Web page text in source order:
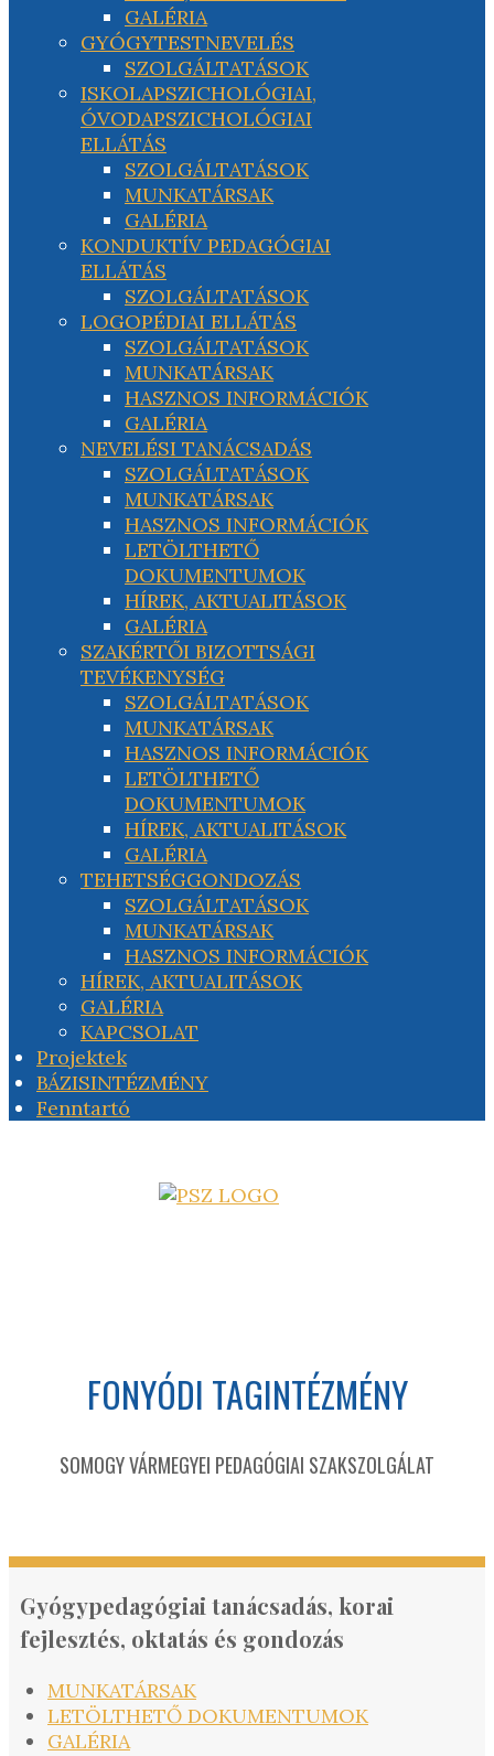
GALÉRIA
GYÓGYTESTNEVELÉS
SZOLGÁLTATÁSOK
ISKOLAPSZICHOLÓGIAI,
ÓVODAPSZICHOLÓGIAI
ELLÁTÁS
SZOLGÁLTATÁSOK
MUNKATÁRSAK
GALÉRIA
KONDUKTÍV PEDAGÓGIAI
ELLÁTÁS
SZOLGÁLTATÁSOK
LOGOPÉDIAI ELLÁTÁS
SZOLGÁLTATÁSOK
MUNKATÁRSAK
HASZNOS INFORMÁCIÓK
GALÉRIA
NEVELÉSI TANÁCSADÁS
SZOLGÁLTATÁSOK
MUNKATÁRSAK
HASZNOS INFORMÁCIÓK
LETÖLTHETŐ
DOKUMENTUMOK
HÍREK, AKTUALITÁSOK
GALÉRIA
SZAKÉRTŐI BIZOTTSÁGI
TEVÉKENYSÉG
SZOLGÁLTATÁSOK
MUNKATÁRSAK
HASZNOS INFORMÁCIÓK
LETÖLTHETŐ
DOKUMENTUMOK
HÍREK, AKTUALITÁSOK
GALÉRIA
TEHETSÉGGONDOZÁS
SZOLGÁLTATÁSOK
MUNKATÁRSAK
HASZNOS INFORMÁCIÓK
HÍREK, AKTUALITÁSOK
GALÉRIA
KAPCSOLAT
Projektek
BÁZISINTÉZMÉNY
Fenntartó
FONYÓDI TAGINTÉZMÉNY
SOMOGY VÁRMEGYEI PEDAGÓGIAI SZAKSZOLGÁLAT
Gyógypedagógiai tanácsadás, korai
fejlesztés, oktatás és gondozás
MUNKATÁRSAK
LETÖLTHETŐ DOKUMENTUMOK
GALÉRIA